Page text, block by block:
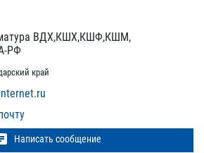
ВДХ,КШХ,КШФ,КШМ,
РФ
край
Написать сообщение